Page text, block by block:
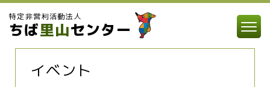
特定非営利活動法人
ちば里山センター
イベント